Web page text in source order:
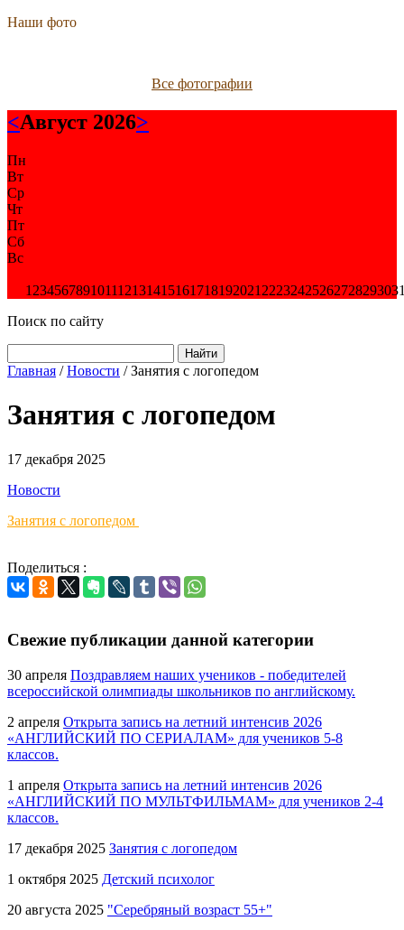
Наши фото
Все фотографии
<Август 2026>
Пн
Вт
Ср
Чт
Пт
Сб
Вс
1 23456789101112131415161718192021 222324252627282930
Поиск по сайту
Найти
Главная /Новости /Занятия с логопедом
Занятия с логопедом
17 декабря 2025
Новости
Занятия с логопедом
Поделиться :
Свежие публикации данной категории
30 апреля Поздравляем наших учеников - победителей
всероссийской олимпиады школьников по английскому.
2 апреля Открыта запись на летний интенсив 2026
«АНГЛИЙСКИЙ ПО СЕРИАЛАМ» для учеников 5-8
классов.
1 апреля Открыта запись на летний интенсив 2026
«АНГЛИЙСКИЙ ПО МУЛЬТФИЛЬМАМ» для учеников 2-4
классов.
17 декабря 2025 Занятия с логопедом
1 октября 2025 Детский психолог
20 августа 2025 "Серебряный возраст 55+"